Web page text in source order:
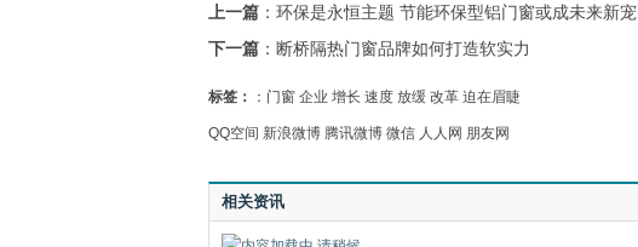
上一篇 ： 环保是永恒主题 节能环保型铝门窗或成未来新宠
下一篇 ： 断桥隔热门窗品牌如何打造软实力
标签： ： 门窗 企业 增长 速度 放缓 改革 迫在眉睫
QQ空间 新浪微博 腾讯微博 微信 人人网 朋友网
相关资讯